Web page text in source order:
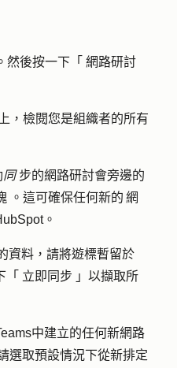
然後按一下「 網路研討
，檢閱您是組織者的所有
同步的網路研討會旁邊的
。這可確保任何新的 網
。
資料，請將遊標暫留於
「 立即同步 」以擷取所
中建立的任何新網路
選取預設情況下從新排定